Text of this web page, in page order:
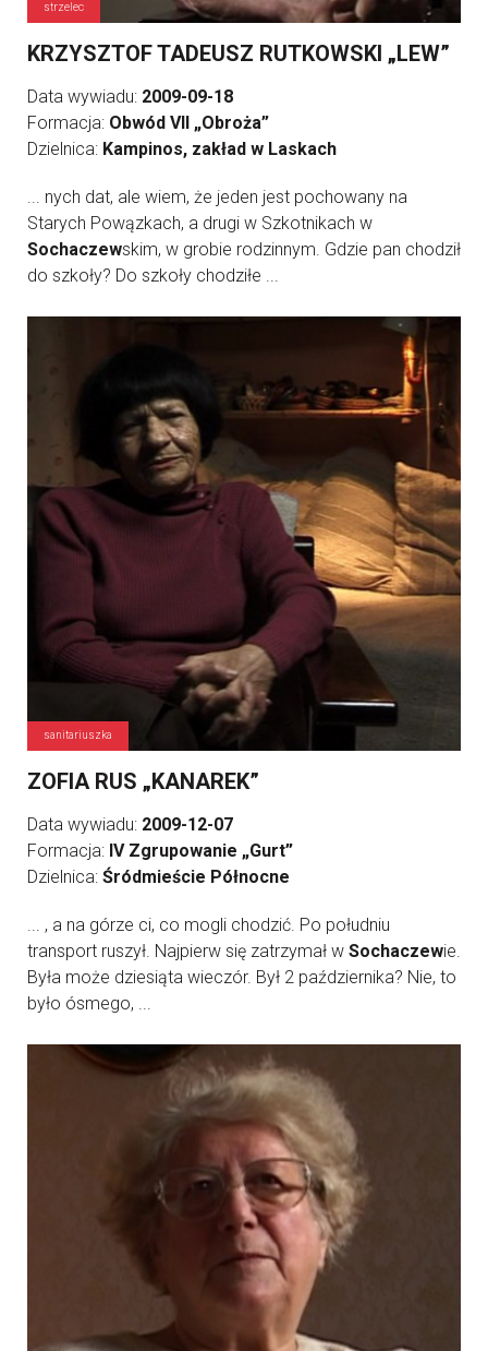
strzelec
KRZYSZTOF TADEUSZ RUTKOWSKI „LEW”
Data wywiadu: 2009-09-18
Formacja: Obwód VII „Obroża”
Dzielnica: Kampinos, zakład w Laskach
... nych dat, ale wiem, że jeden jest pochowany na
Starych Powązkach, a drugi w Szkotnikach w
Sochaczewskim, w grobie rodzinnym. Gdzie pan chodził
do szkoły? Do szkoły chodziłe ...
sanitariuszka
ZOFIA RUS „KANAREK”
Data wywiadu: 2009-12-07
Formacja: IV Zgrupowanie „Gurt”
Dzielnica: Śródmieście Północne
... , a na górze ci, co mogli chodzić. Po południu
transport ruszył. Najpierw się zatrzymał w Sochaczewie.
Była może dziesiąta wieczór. Był 2 października? Nie, to
było ósmego, ...